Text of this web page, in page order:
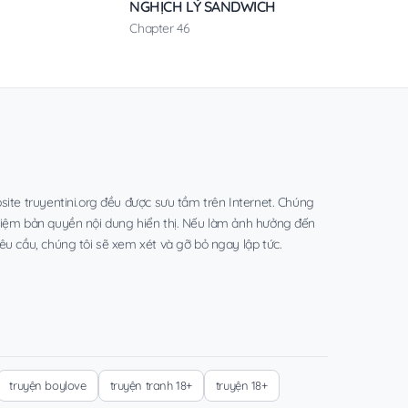
NGHỊCH LÝ SANDWICH
Chapter 46
truyentini.org đều được sưu tầm trên Internet. Chúng
bản quyền nội dung hiển thị. Nếu làm ảnh hưởng đến
cầu, chúng tôi sẽ xem xét và gỡ bỏ ngay lập tức.
truyện boylove truyện tranh 18+ truyện 18+